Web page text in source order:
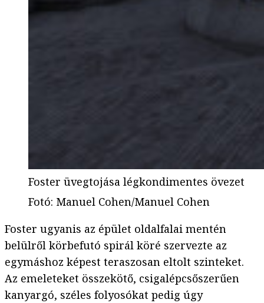
Foster üvegtojása légkondimentes övezet
Fotó: Manuel Cohen/Manuel Cohen
Foster ugyanis az épület oldalfalai mentén
belülről körbefutó spirál köré szervezte az
egymáshoz képest teraszosan eltolt szinteket.
Az emeleteket összekötő, csigalépcsőszerűen
kanyargó, széles folyosókat pedig úgy